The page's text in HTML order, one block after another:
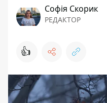
Софія Скорик
РЕДАКТОР
👍